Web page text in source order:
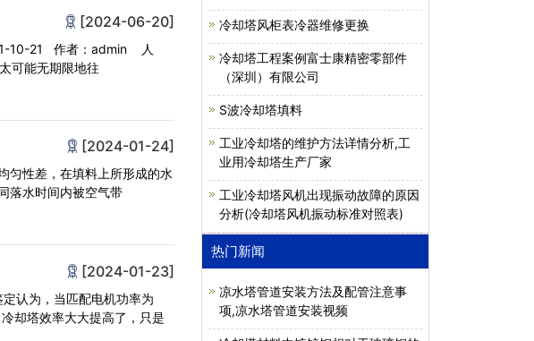
[2024-06-20]
10-21 作者：admin 人
可能无期限地往
[2024-01-24]
匀性差，在填料上所形成的水
落水时间内被空气带
[2024-01-23]
认为，当匹配电机功率为
却塔效率大大提高了，只是
冷却塔风柜表冷器维修更换
冷却塔工程案例富士康精密零部件
（深圳）有限公司
S波冷却塔填料
工业冷却塔的维护方法详情分析,工
业用冷却塔生产厂家
工业冷却塔风机出现振动故障的原因
分析(冷却塔风机振动标准对照表)
热门新闻
凉水塔管道安装方法及配管注意事
项,凉水塔管道安装视频